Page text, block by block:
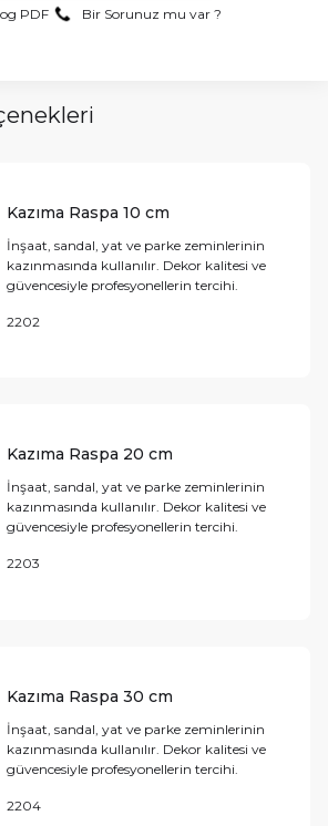
PDF Bir Sorunuz mu var ?
Kazıma Raspa 10 cm
İnşaat, sandal, yat ve parke zeminlerinin
kazınmasında kullanılır. Dekor kalitesi ve
güvencesiyle profesyonellerin tercihi.
2202
Kazıma Raspa 20 cm
İnşaat, sandal, yat ve parke zeminlerinin
kazınmasında kullanılır. Dekor kalitesi ve
güvencesiyle profesyonellerin tercihi.
2203
Kazıma Raspa 30 cm
İnşaat, sandal, yat ve parke zeminlerinin
kazınmasında kullanılır. Dekor kalitesi ve
güvencesiyle profesyonellerin tercihi.
2204